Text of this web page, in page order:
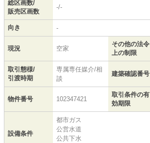
総区画数/
販売区画数
-/-
向き -
現況 空家
その他の法令
上の制限
取引態様/
引渡時期
専属専任媒介/相
談
建築確認番号
物件番号 102347421
取引条件の有
効期限
設備条件
都市ガス
公営水道
公共下水